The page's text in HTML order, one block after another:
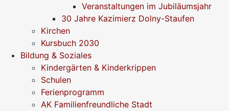
Veranstaltungen im Jubiläumsjahr
30 Jahre Kazimierz Dolny-Staufen
Kirchen
Kursbuch 2030
Bildung & Soziales
Kindergärten & Kinderkrippen
Schulen
Ferienprogramm
AK Familienfreundliche Stadt